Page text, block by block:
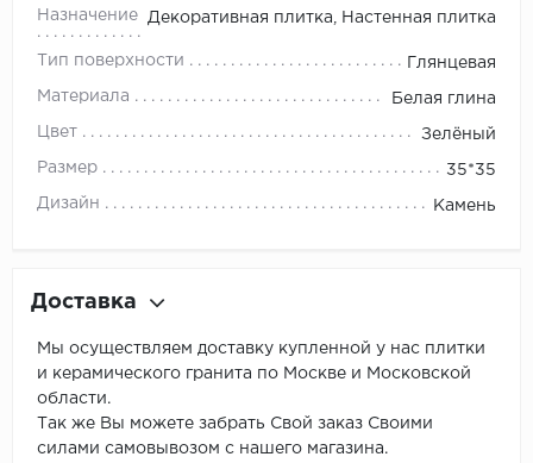
Назначение Декоративная плитка, Настенная плитка
Тип поверхности Глянцевая
Материала Белая глина
Цвет Зелёный
Размер 35*35
Дизайн Камень
Доставка
Мы осуществляем доставку купленной у нас плитки
и керамического гранита по Москве и Московской
области.
Так же Вы можете забрать Свой заказ Своими
силами самовывозом с нашего магазина.